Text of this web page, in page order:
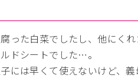
った白菜でしたし、他にく
ドシートでした…。
には早くて使えないけど、